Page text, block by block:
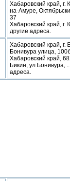
Хабаровский край, г.
на-Амуре,
37
Хабаровский край, г.
другие адреса.
Хабаровский край, г.
Бонивура улица,
Хабаровский край,
Бикин, ул Бонивура,
адреса.